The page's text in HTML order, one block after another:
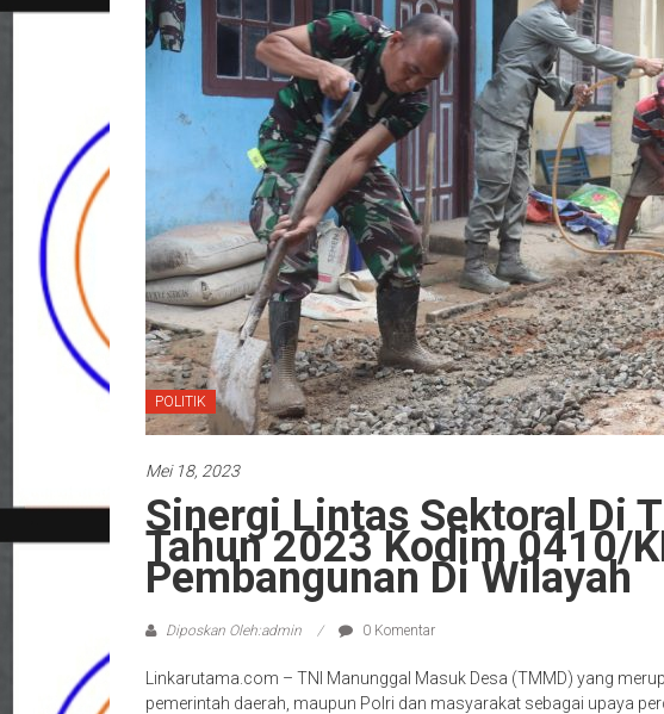
POLITIK
Mei 18, 2023
Sinergi Lintas Sektoral Di
Tahun 2023 Kodim 0410/
Pembangunan Di Wilayah
Diposkan Oleh:admin 0 Komentar
Linkarutama.com – TNI Manunggal Masuk Desa (TMMD) yang
pemerintah daerah, maupun Polri dan masyarakat sebagai upaya